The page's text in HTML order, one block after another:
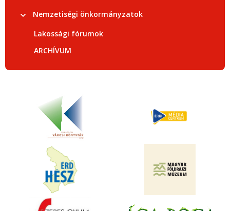
Nemzetiségi önkormányzatok
Lakossági fórumok
ARCHÍVUM